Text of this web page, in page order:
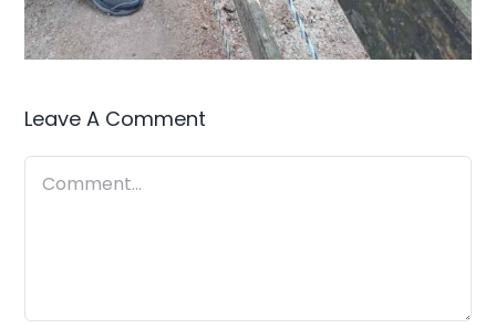
Leave A Comment
Comment